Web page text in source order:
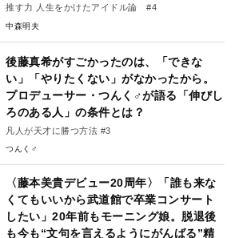
推す力 人生をかけたアイドル論 #4
中森明夫
後藤真希がすごかったのは、「できな
い」「やりたくない」がなかったから。
プロデューサー・つんく♂が語る「伸びし
ろのある人」の条件とは？
凡人が天才に勝つ方法 #3
つんく♂
〈藤本美貴デビュー20周年〉「誰も来な
くてもいいから武道館で卒業コンサート
したい」20年前もモーニング娘。脱退後
も今も“文句を言えるようにがんばる”精